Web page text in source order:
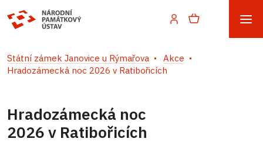
Státní zámek Janovice u Rýmařova
Akce
Hradozámecká noc 2026 v Ratibořicích
Hradozámecká noc
2026 v Ratibořicích